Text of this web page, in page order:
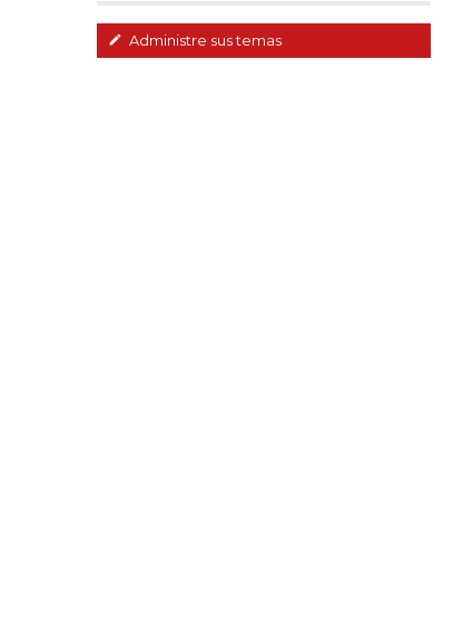
Administre sus temas